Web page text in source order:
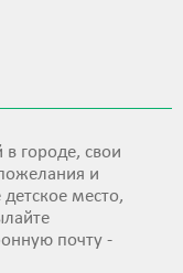
городе, свои
и
место,
почту -